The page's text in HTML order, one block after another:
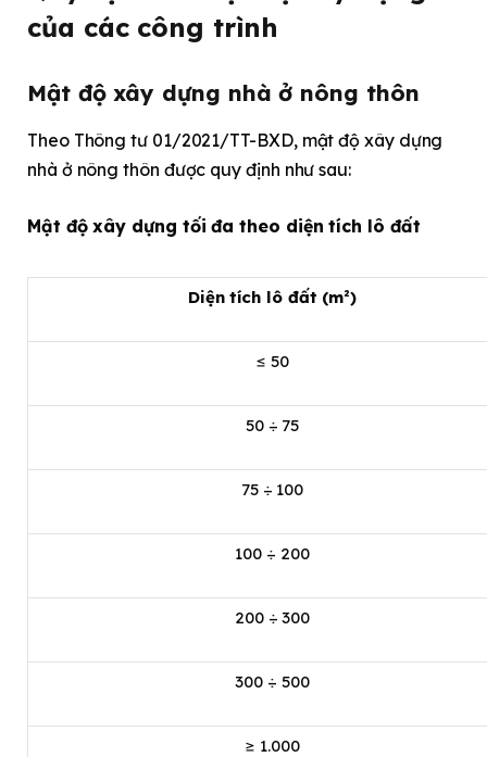
của các công trình
Mật độ xây dựng nhà ở nông thôn
Theo Thông tư 01/2021/TT-BXD, mật độ xây dựng
nhà ở nông thôn được quy định như sau:
Mật độ xây dựng tối đa theo diện tích lô đất
Diện tích lô đất (m²)
≤ 50
50 ÷ 75
75 ÷ 100
100 ÷ 200
200 ÷ 300
300 ÷ 500
≥ 1.000